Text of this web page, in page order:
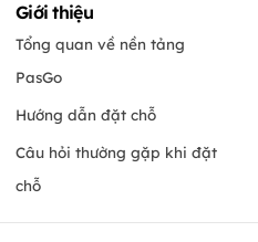
Giới thiệu
Tổng quan về nền tảng
PasGo
Hướng dẫn đặt chỗ
Câu hỏi thường gặp khi đặt
chỗ